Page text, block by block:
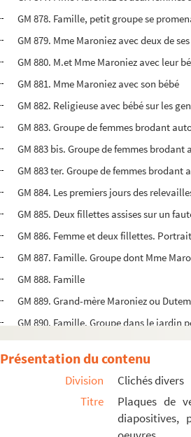
GM 878. Famille, petit groupe se
GM 879. Mme Maroniez avec deux de
GM 880. M.et Mme Maroniez avec leur
GM 881. Mme Maroniez avec son bébé
GM 882. Religieuse avec bébé sur les
GM 883. Groupe de femmes brodant
GM 883 bis. Groupe de femmes
GM 883 ter. Groupe de femmes
GM 884. Les premiers jours des
GM 885. Deux fillettes assises sur un
GM 886. Femme et deux fillettes.
GM 887. Famille. Groupe dont Mme
GM 888. Famille
GM 889. Grand-mère Maroniez ou
GM 890. Famille. Groupe dans le jardin
GM 891. Deux petites filles
GM 892. Fille Maroniez en communiante
GM 893. Femme assise dans un fauteuil
GM 894. Devant le « mauvais temps »
GM 895. Femme debout dans un
Présentation du contenu
Division
Clichés divers
Titre
Plaques de
diapositives,